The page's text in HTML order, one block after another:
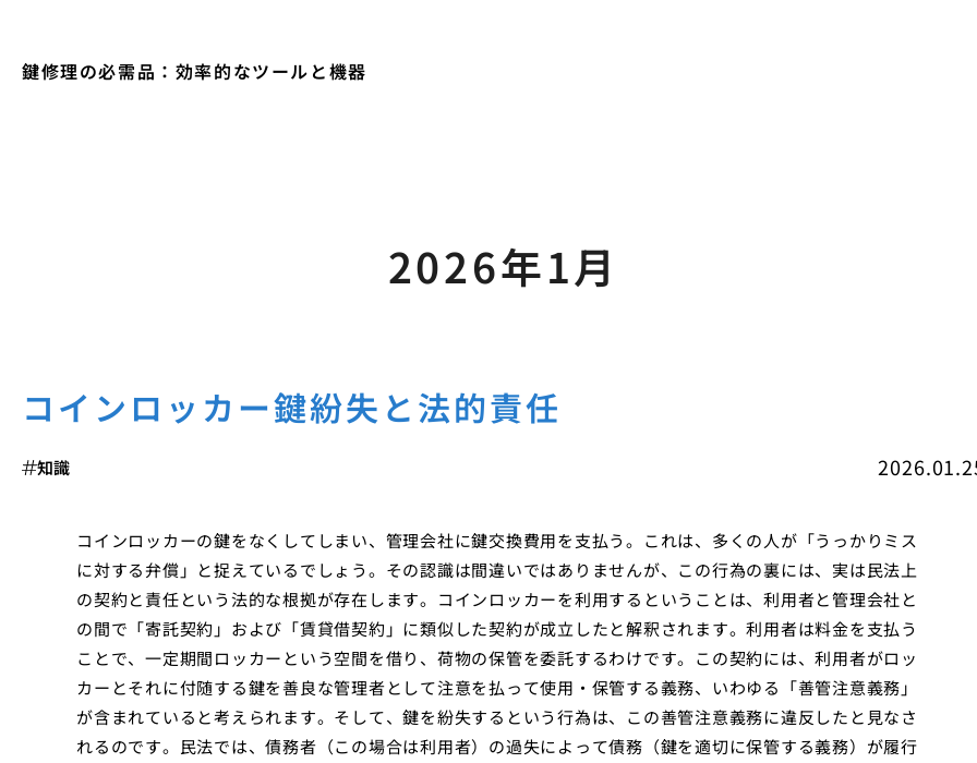
鍵修理の必需品：効率的なツールと機器
2026年1月
コインロッカー鍵紛失と法的責任
知識
コインロッカーの鍵をなくしてしまい、管理会社に鍵交換費用を支払う。これは、多くの人が「うっかりミス
に対する弁償」と捉えているでしょう。その認識は間違いではありませんが、この行為の裏には、実は民法上
の契約と責任という法的な根拠が存在します。コインロッカーを利用するということは、利用者と管理会社と
の間で「寄託契約」および「賃貸借契約」に類似した契約が成立したと解釈されます。利用者は料金を支払う
ことで、一定期間ロッカーという空間を借り、荷物の保管を委託するわけです。この契約には、利用者がロッ
カーとそれに付随する鍵を善良な管理者として注意を払って使用・保管する義務、いわゆる「善管注意義務」
が含まれていると考えられます。そして、鍵を紛失するという行為は、この善管注意義務に違反したと見なさ
れるのです。民法では、債務者（この場合は利用者）の過失によって債務（鍵を適切に保管する義務）が履行